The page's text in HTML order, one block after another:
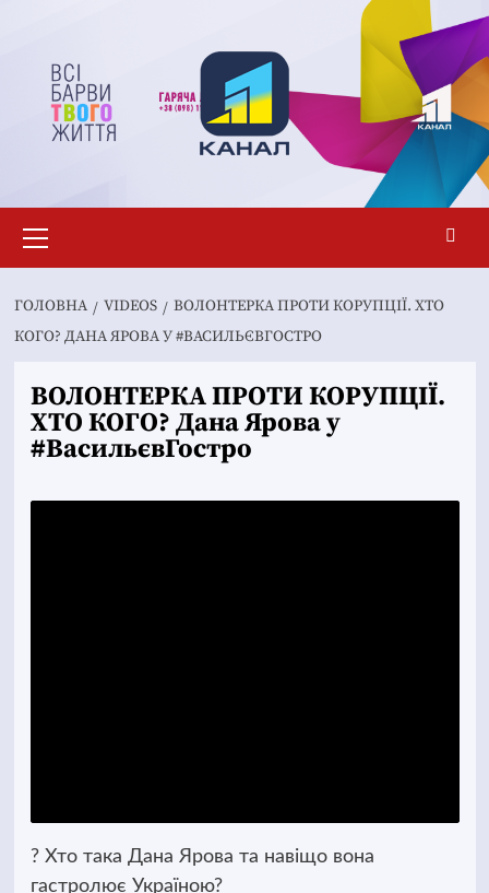
вмісту
меню
ГОЛОВНА VIDEOS
ВОЛОНТЕРКА ПРОТИ КОРУПЦІЇ. ХТО
КОГО? ДАНА ЯРОВА У #ВАСИЛЬЄВГОСТРО
ВОЛОНТЕРКА ПРОТИ КОРУПЦІЇ.
ХТО КОГО? Дана Ярова у
#ВасильєвГостро
? Хто така Дана Ярова та навіщо вона
гастролює Україною?